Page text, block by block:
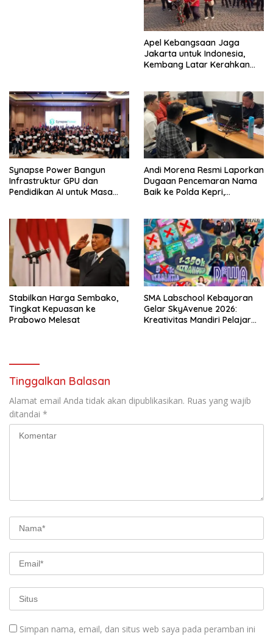
Apel Kebangsaan Jaga
Jakarta untuk Indonesia,
Kembang Latar Kerahkan
Synapse Power Bangun
Infrastruktur GPU dan
Pendidikan AI untuk Masa
Andi Morena Resmi Laporkan
Dugaan Pencemaran Nama
Baik ke Polda Kepri,
Stabilkan Harga Sembako,
Tingkat Kepuasan ke
Prabowo Melesat
SMA Labschool Kebayoran
Gelar SkyAvenue 2026:
Kreativitas Mandiri Pelajar
Tinggalkan Balasan
Alamat email Anda tidak akan dipublikasikan. Ruas yang wajib
ditandai *
Simpan nama, email, dan situs web saya pada peramban ini